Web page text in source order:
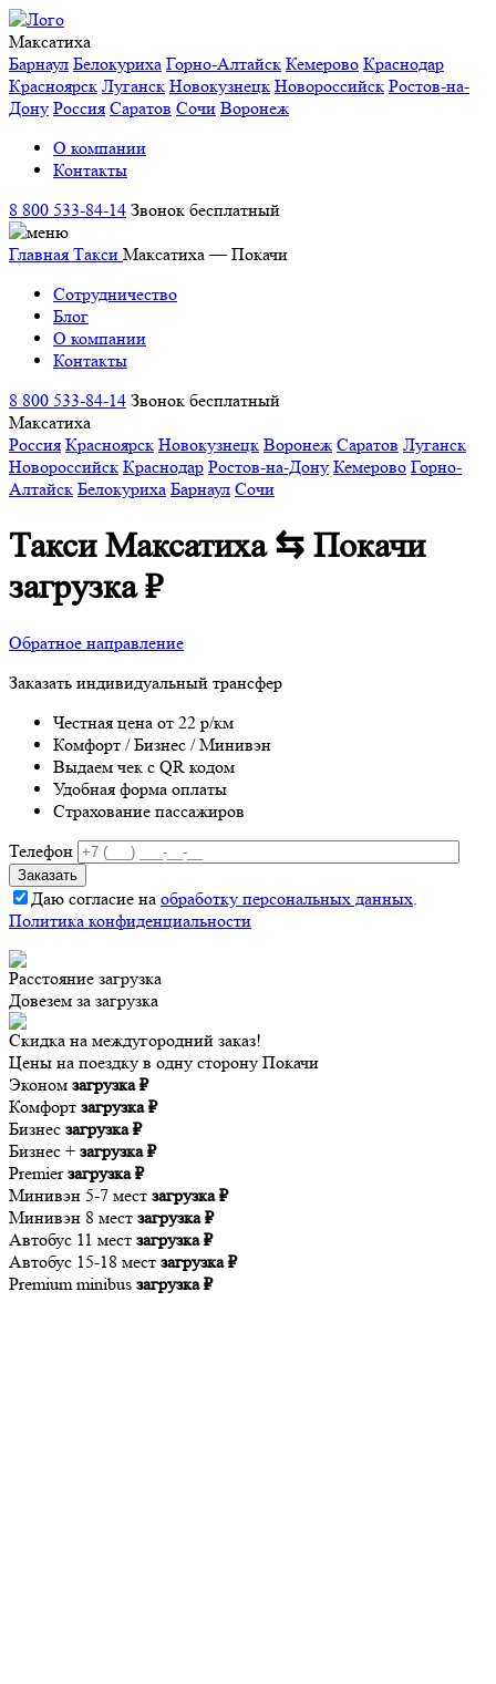
Максатиха
Барнаул Белокуриха Горно-Алтайск Кемерово Краснодар
Красноярск Луганск Новокузнецк Новороссийск Ростов-на-
Дону Россия Саратов Сочи Воронеж
О компании
Контакты
8 800 533-84-14 Звонок бесплатный
Главная Такси Максатиха — Покачи
Сотрудничество
Блог
О компании
Контакты
8 800 533-84-14 Звонок бесплатный
Максатиха
Россия Красноярск Новокузнецк Воронеж Саратов Луганск
Новороссийск Краснодар Ростов-на-Дону Кемерово Горно-
Алтайск Белокуриха Барнаул Сочи
Такси Максатиха ⇆ Покачи
загрузка₽
Обратное направление
Заказать индивидуальный трансфер
Честная цена от 22 р/км
Комфорт / Бизнес / Минивэн
Выдаем чек с QR кодом
Удобная форма оплаты
Страхование пассажиров
Телефон
Даю согласие на обработку персональных данных.
Политика конфиденциальности
Расстояние загрузка
Довезем за загрузка
Скидка на междугородний заказ!
Цены на поездку в одну сторону Покачи
Эконом загрузка ₽
Комфорт загрузка ₽
Бизнес загрузка ₽
Бизнес + загрузка ₽
Premier загрузка ₽
Минивэн 5-7 мест загрузка ₽
Минивэн 8 мест загрузка ₽
Автобус 11 мест загрузка ₽
Автобус 15-18 мест загрузка ₽
Premium minibus загрузка ₽